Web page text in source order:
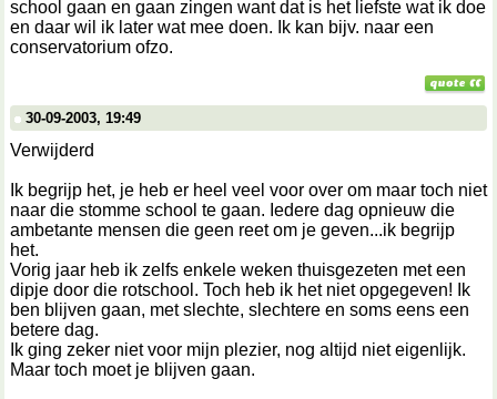
school gaan en gaan zingen want dat is het liefste wat ik doe
en daar wil ik later wat mee doen. Ik kan bijv. naar een
conservatorium ofzo.
30-09-2003, 19:49
Verwijderd
Ik begrijp het, je heb er heel veel voor over om maar toch niet
naar die stomme school te gaan. Iedere dag opnieuw die
ambetante mensen die geen reet om je geven...ik begrijp
het.
Vorig jaar heb ik zelfs enkele weken thuisgezeten met een
dipje door die rotschool. Toch heb ik het niet opgegeven! Ik
ben blijven gaan, met slechte, slechtere en soms eens een
betere dag.
Ik ging zeker niet voor mijn plezier, nog altijd niet eigenlijk.
Maar toch moet je blijven gaan.